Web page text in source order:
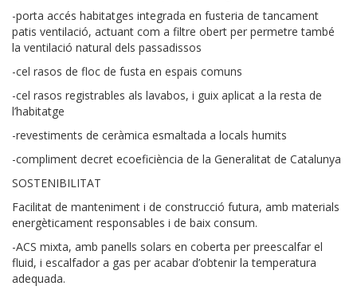
-porta accés habitatges integrada en fusteria de tancament
patis ventilació, actuant com a filtre obert per permetre també
la ventilació natural dels passadissos
-cel rasos de floc de fusta en espais comuns
-cel rasos registrables als lavabos, i guix aplicat a la resta de
l’habitatge
-revestiments de ceràmica esmaltada a locals humits
-compliment decret ecoeficiència de la Generalitat de Catalunya
SOSTENIBILITAT
Facilitat de manteniment i de construcció futura, amb materials
energèticament responsables i de baix consum.
-ACS mixta, amb panells solars en coberta per preescalfar el
fluid, i escalfador a gas per acabar d’obtenir la temperatura
adequada.